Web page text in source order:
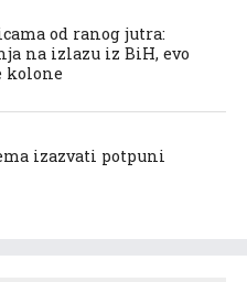
od ranog jutra:
na izlazu iz BiH, evo
kolone
izazvati potpuni